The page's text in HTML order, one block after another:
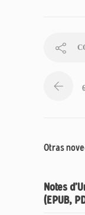
Otras
Notes
(EPUB,